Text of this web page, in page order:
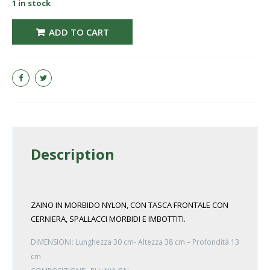
1 in stock
ADD TO CART
Description
ZAINO IN MORBIDO NYLON, CON TASCA FRONTALE CON
CERNIERA, SPALLACCI MORBIDI E IMBOTTITI.
DIMENSIONI: Lunghezza 30 cm- Altezza 38 cm – Profondità 13
cm